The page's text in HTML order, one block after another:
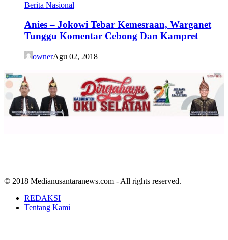
Berita Nasional
Anies – Jokowi Tebar Kemesraan, Warganet
Tunggu Komentar Cebong Dan Kampret
ownerAgu 02, 2018
© 2018 Medianusantaranews.com - All rights reserved.
REDAKSI
Tentang Kami